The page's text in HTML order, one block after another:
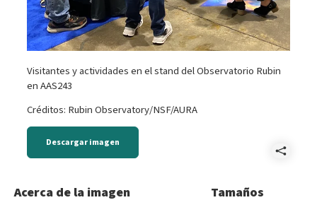
Visitantes y actividades en el stand del Observatorio Rubin
en AAS243
Créditos: Rubin Observatory/NSF/AURA
Descargar imagen
Acerca de la imagen
Tamaños